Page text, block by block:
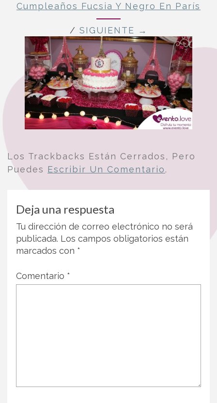
Cumpleaños Fucsia Y Negro En París
/ SIGUIENTE →
Los Trackbacks Están Cerrados, Pero
Puedes Escribir Un Comentario.
Deja una respuesta
Tu dirección de correo electrónico no será
publicada. Los campos obligatorios están
marcados con *
Comentario *